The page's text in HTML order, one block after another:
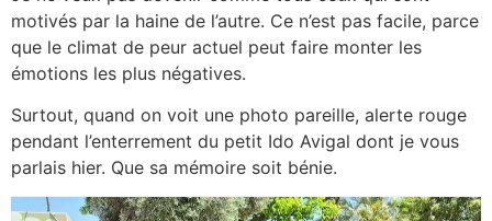
motivés par la haine de l’autre. Ce n’est pas facile, parce
que le climat de peur actuel peut faire monter les
émotions les plus négatives.
Surtout, quand on voit une photo pareille, alerte rouge
pendant l’enterrement du petit Ido Avigal dont je vous
parlais hier. Que sa mémoire soit bénie.